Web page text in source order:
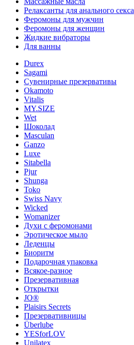
Релаксанты для анального секса
Феромоны для мужчин
Феромоны для женщин
Жидкие вибраторы
Для ванны
Durex
Sagami
Сувенирные презервативы
Okamoto
Vitalis
MY.SIZE
Wet
Шоколад
Masculan
Ganzo
Luxe
Sitabella
Pjur
Shunga
Toko
Swiss Navy
Wicked
Womanizer
Духи с феромонами
Эротическое мыло
Леденцы
Биоритм
Подарочная упаковка
Всякое-разное
Презервативная
Открытки
JO®
Plaisirs Secrets
Презервативницы
Überlube
YESforLOV
Unilatex